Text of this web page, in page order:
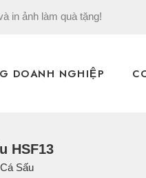
in ảnh làm quà tặng!
DOANH NGHIỆP
HSF13
Sấu